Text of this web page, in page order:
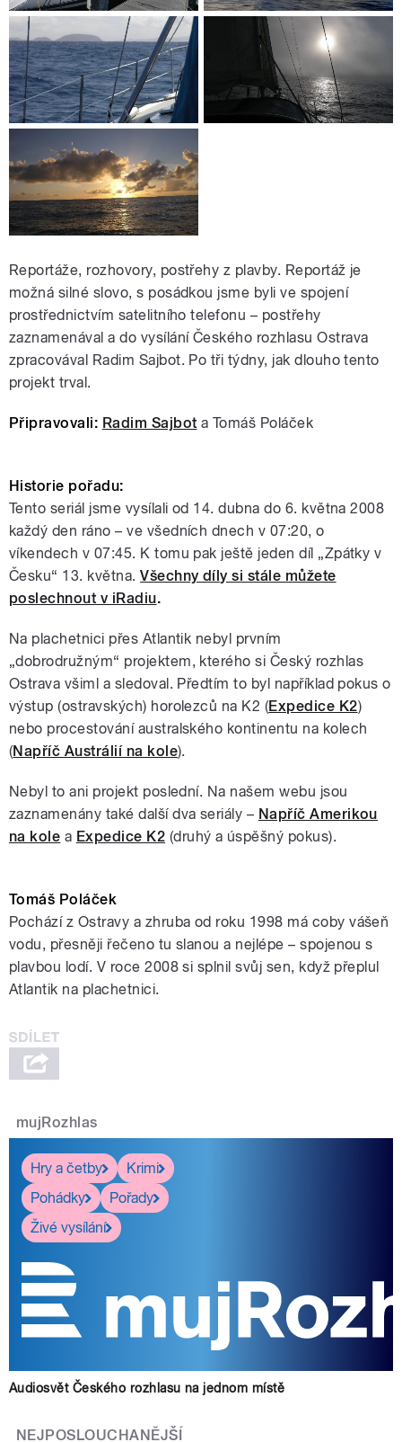
Reportáže, rozhovory, postřehy z plavby. Reportáž je
možná silné slovo, s posádkou jsme byli ve spojení
prostřednictvím satelitního telefonu – postřehy
zaznamenával a do vysílání Českého rozhlasu Ostrava
zpracovával Radim Sajbot. Po tři týdny, jak dlouho tento
projekt trval.
Připravovali: Radim Sajbot a Tomáš Poláček
Historie pořadu:
Tento seriál jsme vysílali od 14. dubna do 6. května 2008
každý den ráno – ve všedních dnech v 07:20, o
víkendech v 07:45. K tomu pak ještě jeden díl „Zpátky v
Česku“ 13. května.Všechny díly si stále můžete
poslechnout v iRadiu.
Na plachetnici přes Atlantik nebyl prvním
„dobrodružným“ projektem, kterého si Český rozhlas
Ostrava všiml a sledoval. Předtím to byl například pokus o
výstup (ostravských) horolezců na K2 (Expedice K2)
nebo procestování australského kontinentu na kolech
(Napříč Austrálií na kole).
Nebyl to ani projekt poslední. Na našem webu jsou
zaznamenány také další dva seriály – Napříč Amerikou
na kole a Expedice K2 (druhý a úspěšný pokus).
Tomáš Poláček
Pochází z Ostravy a zhruba od roku 1998 má coby vášeň
vodu, přesněji řečeno tu slanou a nejlépe – spojenou s
plavbou lodí. V roce 2008 si splnil svůj sen, když přeplul
Atlantik na plachetnici.
mujRozhlas
Hry a četby
Krimi
Pohádky
Pořady
Živé vysílání
Audiosvět Českého rozhlasu na jednom místě
NEJPOSLOUCHANĚJŠÍ